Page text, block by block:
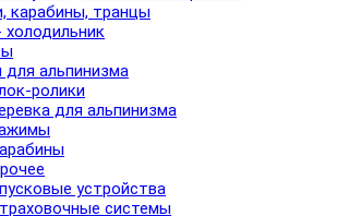
карабины, транцы
холодильник
для альпинизма
ролики
для альпинизма
устройства
системы